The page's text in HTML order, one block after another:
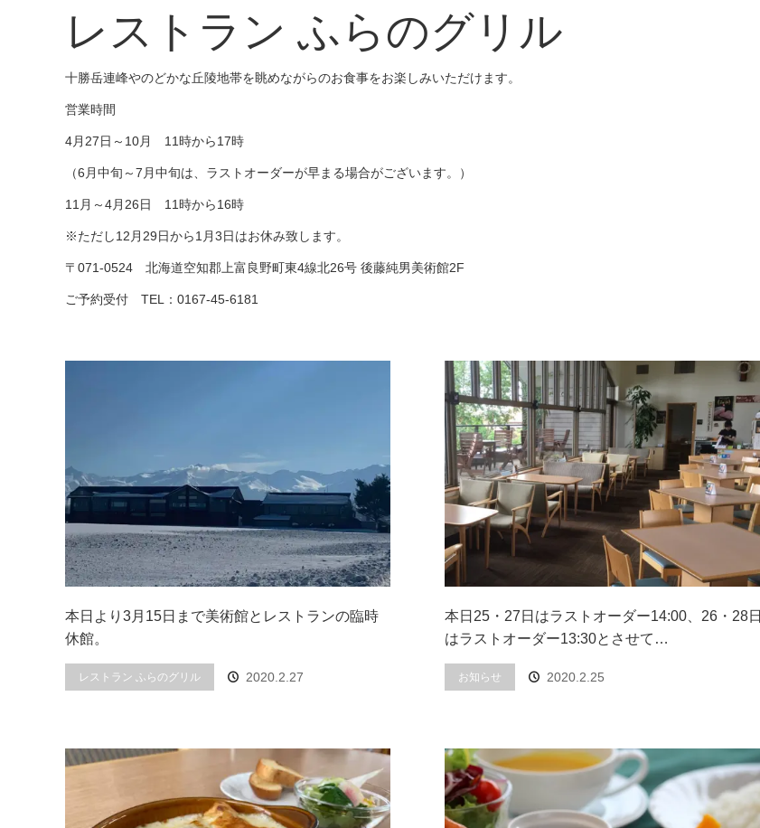
レストラン ふらのグリル
十勝岳連峰やのどかな丘陵地帯を眺めながらのお食事をお楽しみいただけます。
営業時間
4月27日～10月 11時から17時
（6月中旬～7月中旬は、ラストオーダーが早まる場合がございます。）
11月～4月26日 11時から16時
※ただし12月29日から1月3日はお休み致します。
〒071-0524 北海道空知郡上富良野町東4線北26号 後藤純男美術館2F
ご予約受付 TEL：0167-45-6181
本日より3月15日まで美術館とレストランの臨時
休館。
レストラン ふらのグリル 2020.2.27
本日25・27日はラストオーダー14:00、26・28日
はラストオーダー13:30とさせて…
お知らせ 2020.2.25